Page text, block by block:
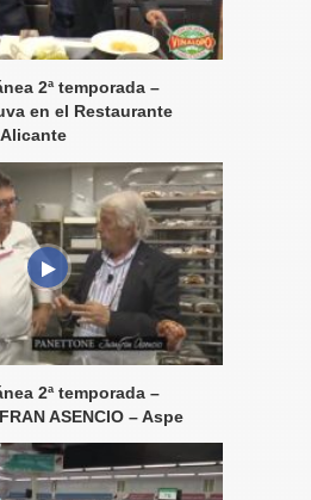
2ª temporada –
en el Restaurante
2ª temporada –
ASENCIO – Aspe